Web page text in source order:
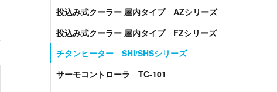
投込み式クーラー 屋内タイプ AZシリーズ
投込み式クーラー 屋内タイプ FZシリーズ
チタンヒーター SHI/SHSシリーズ
サーモコントローラ TC-101